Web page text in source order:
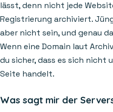
lässt, denn nicht jede
Registrierung archiviert.
aber nicht sein, und genau
Wenn eine Domain laut
du sicher, dass es sich nicht
Seite handelt.
Was sagt mir der